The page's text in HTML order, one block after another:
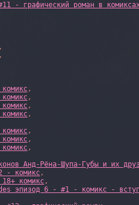
- графический роман в
,
,
,
,
,
,
,
,
,
Анд-Рёна-Шупа-Губы и их
- комикс,
комикс,
эпизод 6 - #1 - комикс -